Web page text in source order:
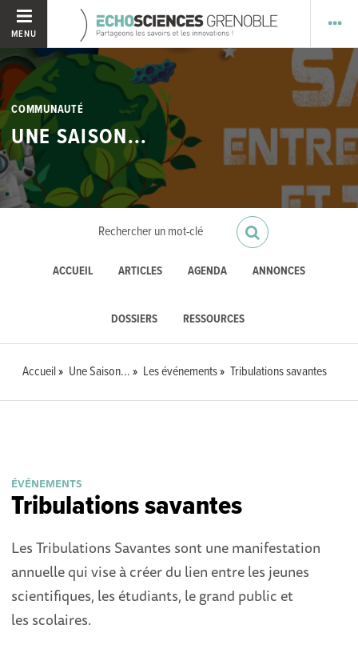
MENU
COMMUNAUTÉ
UNE SAISON...
ACCUEIL ARTICLES AGENDA ANNONCES
DOSSIERS RESSOURCES
Accueil Une Saison... Les événements Tribulations savantes
ÉVÉNEMENTS
Tribulations savantes
Les Tribulations Savantes sont une manifestation
annuelle qui vise à créer du lien entre les jeunes
scientifiques, les étudiants, le grand public et
les scolaires.